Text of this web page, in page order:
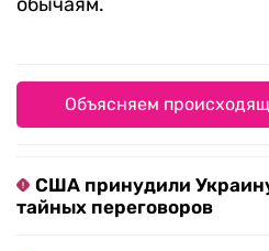
Объясняем
США принудили
тайных переговоров